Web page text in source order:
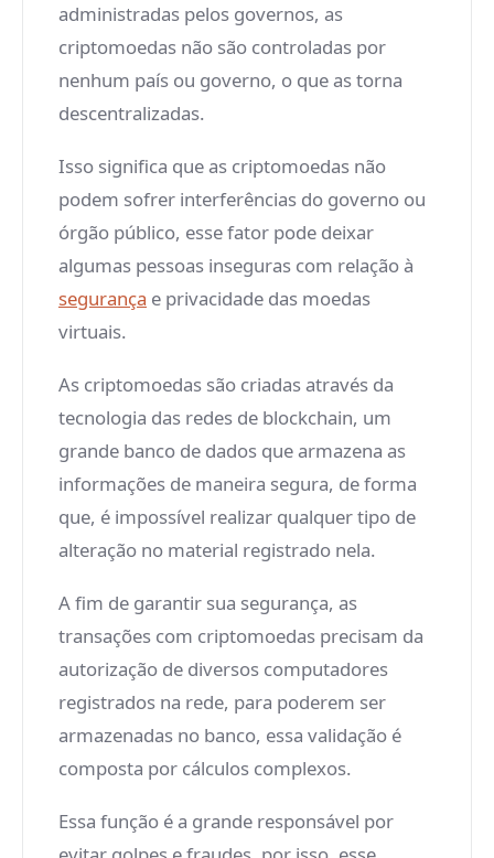
administradas pelos governos, as
criptomoedas não são controladas por
nenhum país ou governo, o que as torna
descentralizadas.
Isso significa que as criptomoedas não
podem sofrer interferências do governo ou
órgão público, esse fator pode deixar
algumas pessoas inseguras com relação à
segurança e privacidade das moedas
virtuais.
As criptomoedas são criadas através da
tecnologia das redes de blockchain, um
grande banco de dados que armazena as
informações de maneira segura, de forma
que, é impossível realizar qualquer tipo de
alteração no material registrado nela.
A fim de garantir sua segurança, as
transações com criptomoedas precisam da
autorização de diversos computadores
registrados na rede, para poderem ser
armazenadas no banco, essa validação é
composta por cálculos complexos.
Essa função é a grande responsável por